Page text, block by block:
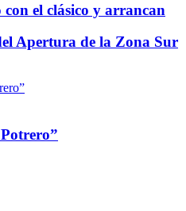
el clásico y arrancan
Apertura de la Zona Sur